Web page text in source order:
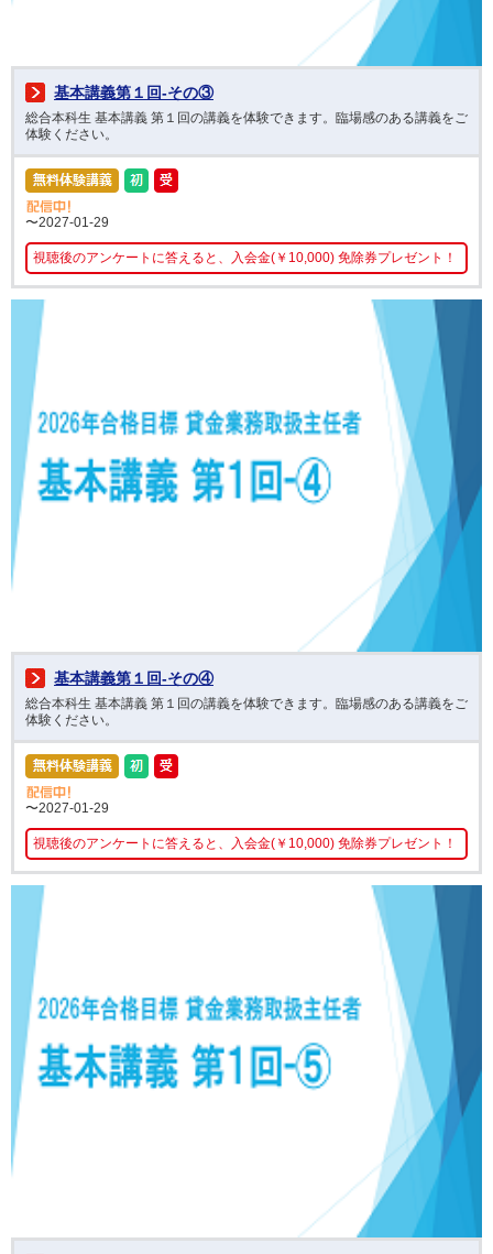
基本講義第１回-その③
総合本科生 基本講義 第１回の講義を体験できます。臨場感のある講義をご
体験ください。
〜2027-01-29
視聴後のアンケートに答えると、入会金(￥10,000) 免除券プレゼント！
基本講義第１回-その④
総合本科生 基本講義 第１回の講義を体験できます。臨場感のある講義をご
体験ください。
〜2027-01-29
視聴後のアンケートに答えると、入会金(￥10,000) 免除券プレゼント！